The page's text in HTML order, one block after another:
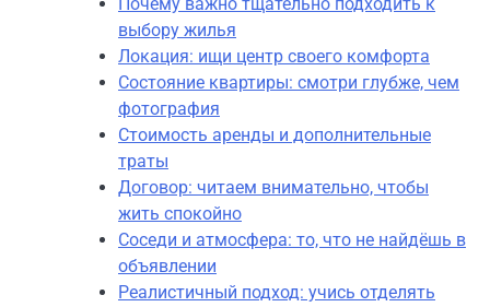
выбору жилья
Локация: ищи центр своего комфорта
Состояние квартиры: смотри глубже, чем
фотография
Стоимость аренды и дополнительные
траты
Договор: читаем внимательно, чтобы
жить спокойно
Соседи и атмосфера: то, что не найдёшь в
объявлении
Реалистичный подход: учись отделять